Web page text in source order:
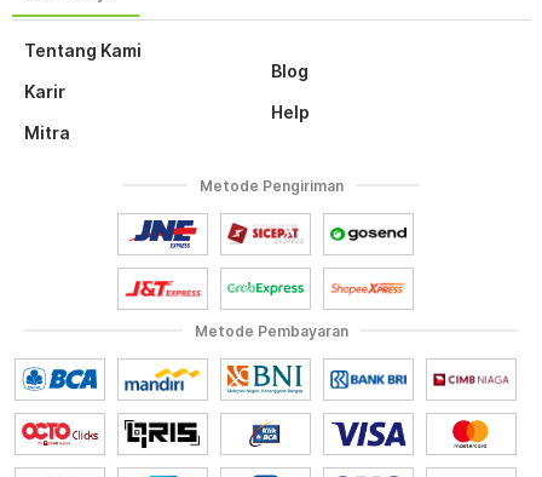
Tentang Kami
Karir
Mitra
Blog
Help
Metode Pembayaran
Metode Pengiriman